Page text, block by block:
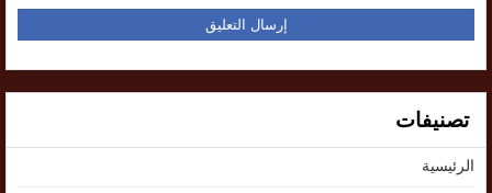
تصنيفات
الرئيسية